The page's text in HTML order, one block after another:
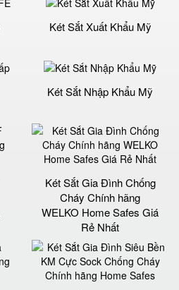
Két Sắt Xuất Khẩu Mỹ
Két Sắt Nhập Khẩu Mỹ
Két Sắt Gia Đình Chống
Cháy Chính hãng
WELKO Home Safes Giá
Rẻ Nhất